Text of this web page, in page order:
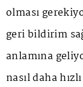
olması
geri bildirim
anlamına
nasıl daha